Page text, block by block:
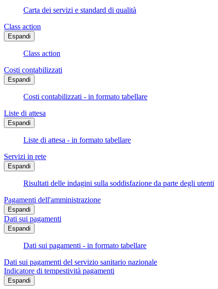
Carta dei servizi e standard di qualità
Class action
Espandi
Class action
Costi contabilizzati
Espandi
Costi contabilizzati - in formato tabellare
Liste di attesa
Espandi
Liste di attesa - in formato tabellare
Servizi in rete
Espandi
Risultati delle indagini sulla soddisfazione da parte degli utenti
Pagamenti dell'amministrazione
Espandi
Dati sui pagamenti
Espandi
Dati sui pagamenti - in formato tabellare
Dati sui pagamenti del servizio sanitario nazionale
Indicatore di tempestività pagamenti
Espandi